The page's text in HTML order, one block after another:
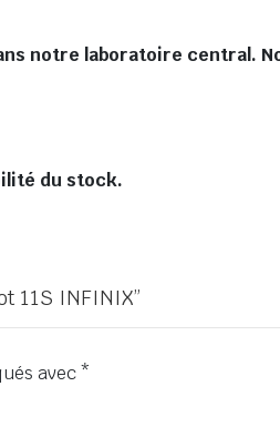
notre laboratoire central.
du stock.
11S INFINIX”
avec*